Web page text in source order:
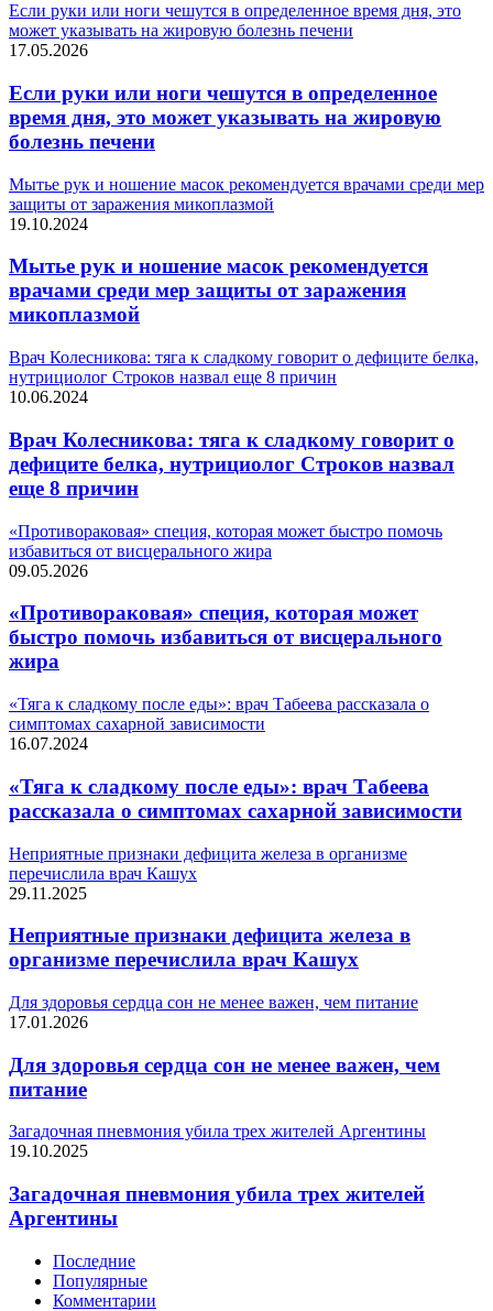
Если руки или ноги чешутся в определенное время дня, это
может указывать на жировую болезнь печени
17.05.2026
Если руки или ноги чешутся в определенное
время дня, это может указывать на жировую
болезнь печени
Мытье рук и ношение масок рекомендуется врачами среди мер
защиты от заражения микоплазмой
19.10.2024
Мытье рук и ношение масок рекомендуется
врачами среди мер защиты от заражения
микоплазмой
Врач Колесникова: тяга к сладкому говорит о дефиците белка,
нутрициолог Строков назвал еще 8 причин
10.06.2024
Врач Колесникова: тяга к сладкому говорит о
дефиците белка, нутрициолог Строков назвал
еще 8 причин
«Противораковая» специя, которая может быстро помочь
избавиться от висцерального жира
09.05.2026
«Противораковая» специя, которая может
быстро помочь избавиться от висцерального
жира
«Тяга к сладкому после еды»: врач Табеева рассказала о
симптомах сахарной зависимости
16.07.2024
«Тяга к сладкому после еды»: врач Табеева
рассказала о симптомах сахарной зависимости
Неприятные признаки дефицита железа в организме
перечислила врач Кашух
29.11.2025
Неприятные признаки дефицита железа в
организме перечислила врач Кашух
Для здоровья сердца сон не менее важен, чем питание
17.01.2026
Для здоровья сердца сон не менее важен, чем
питание
Загадочная пневмония убила трех жителей Аргентины
19.10.2025
Загадочная пневмония убила трех жителей
Аргентины
Последние
Популярные
Комментарии